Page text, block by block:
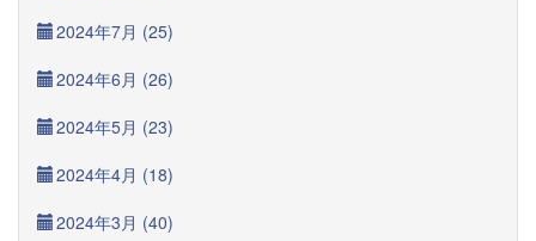
2024年7月 (25)
2024年6月 (26)
2024年5月 (23)
2024年4月 (18)
2024年3月 (40)